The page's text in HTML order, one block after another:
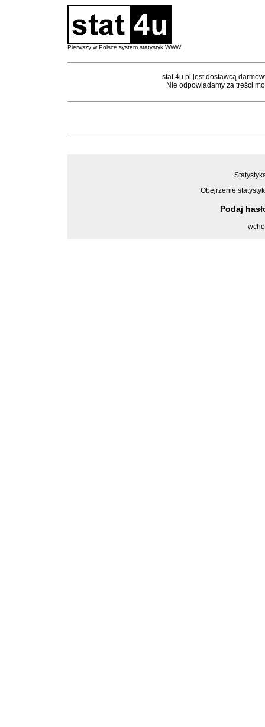
Pierwszy w Polsce system statystyk WWW
stat.4u.pl jest dostawcą
Nie odpowiadamy za treści
Obejrzenie
Podaj